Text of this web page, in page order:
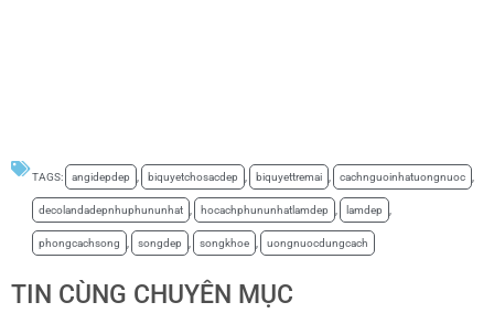
TAGS: angidepdep biquyetchosacdep biquyettremai cachnguoinhatuongnuoc
decolandadepnhuphununhat hocachphununhatlamdep lamdep
phongcachsong songdep songkhoe uongnuocdungcach
TIN CÙNG CHUYÊN MỤC